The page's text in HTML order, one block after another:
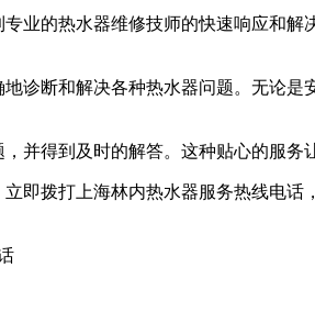
业的热水器维修技师的快速响应和解
诊断和解决各种热水器问题。无论是
并得到及时的解答。这种贴心的服务
即拨打上海林内热水器服务热线电